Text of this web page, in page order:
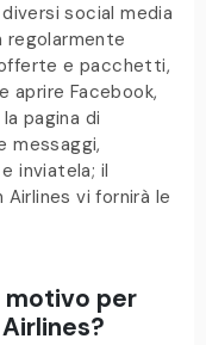
social media
regolarmente
e pacchetti,
Facebook,
pagina di
messaggi,
inviatela; il
vi fornirà le
motivo per